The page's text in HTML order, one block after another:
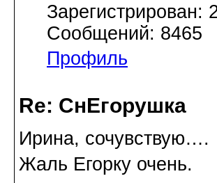
Зарегистрирован:
Сообщений: 8465
Профиль
Re: СнЕгорушка
Ирина, сочувствую….
Жаль Егорку очень.